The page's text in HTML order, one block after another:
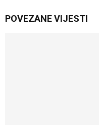
POVEZANE VIJESTI